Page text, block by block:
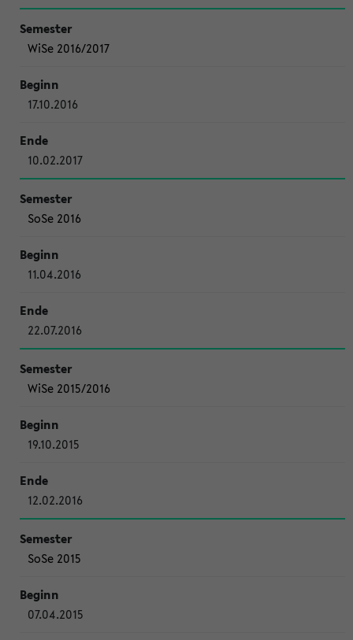
WiSe 2016/2017
17.10.2016
10.02.2017
SoSe 2016
11.04.2016
22.07.2016
WiSe 2015/2016
19.10.2015
12.02.2016
SoSe 2015
07.04.2015